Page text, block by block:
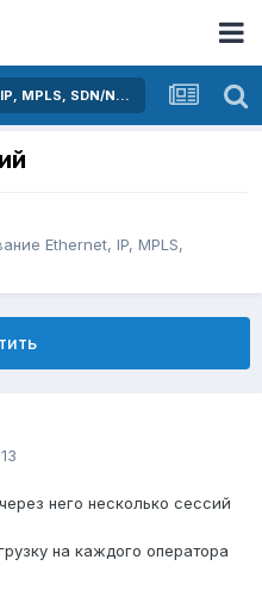
Активное оборудование Ethernet, IP, MPLS, SDN/NFV...
Ethernet, IP, MPLS,
него несколько сессий
на каждого оператора